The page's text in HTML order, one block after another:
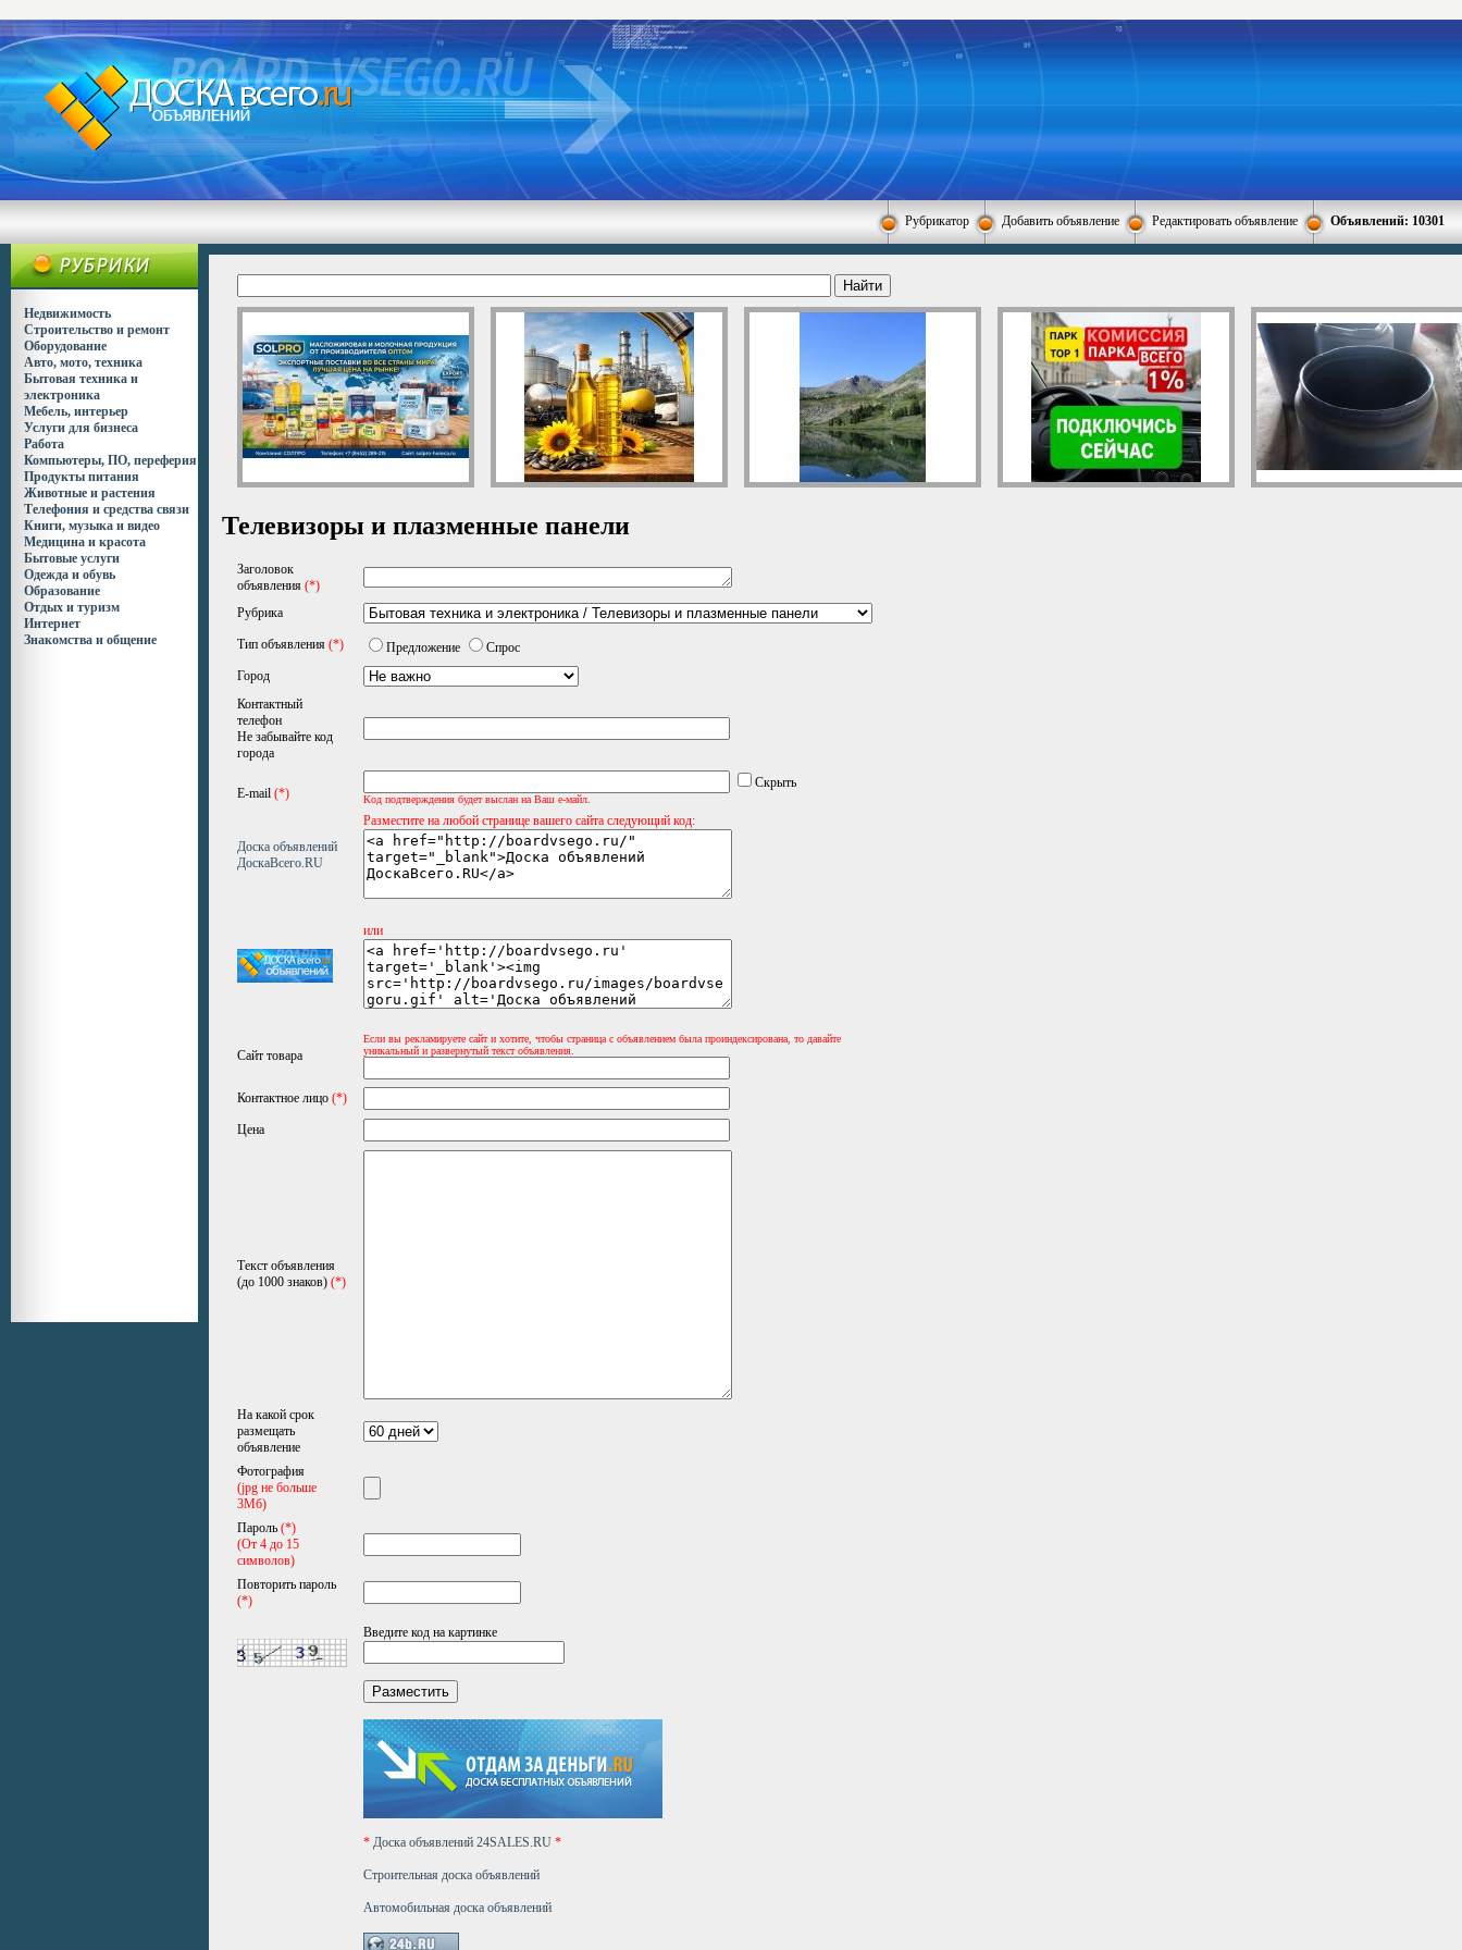
Рубрикатор Добавить объявление Редактировать объявление Объявлений: 10301
Недвижимость
Строительство и ремонт
Оборудование
Авто, мото, техника
Бытовая техника и
электроника
Мебель, интерьер
Услуги для бизнеса
Работа
Компьютеры, ПО, переферия
Продукты питания
Животные и растения
Телефония и средства связи
Книги, музыка и видео
Медицина и красота
Бытовые услуги
Одежда и обувь
Образование
Отдых и туризм
Интернет
Знакомства и общение
Телевизоры и плазменные панели
Заголовок
объявления (*)
Рубрика
Тип объявления (*) Предложение
Спрос
Город
Контактный
телефон
Не забывайте код
города
E-mail (*)
Скрыть
Код подтверждения будет выслан на Ваш е-майл.
Доска объявлений
ДоскаВсего.RU
Разместите на любой странице вашего сайта следующий код:
или
Сайт товара
Если вы рекламируете сайт и хотите, чтобы страница с объявлением была проиндексирована, то давайте
уникальный и развернутый текст объявления.
Контактное лицо (*)
Цена
Текст объявления
(до 1000 знаков) (*)
На какой срок
размещать
объявление
Фотография
(jpg не больше
3Мб)
Пароль (*)
(От 4 до 15
символов)
Повторить пароль
(*)
Введите код на картинке
* Доска объявлений 24SALES.RU *
Строительная доска объявлений
Автомобильная доска объявлений